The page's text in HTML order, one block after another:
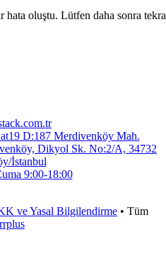
hata oluştu. Lütfen daha sonra
D:187 Merdivenköy Mah.
Dikyol Sk. No:2/A, 34732
İstanbul
9:00-18:00
ve Yasal Bilgilendirme• Tüm